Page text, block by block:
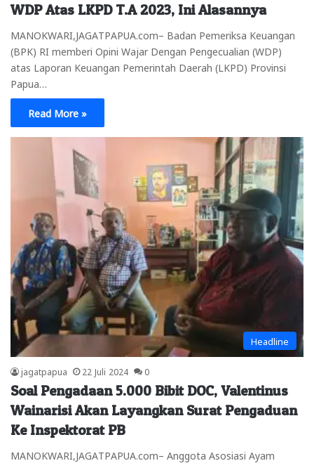
WDP Atas LKPD T.A 2023, Ini Alasannya
MANOKWARI,JAGATPAPUA.com– Badan Pemeriksa Keuangan
(BPK) RI memberi Opini Wajar Dengan Pengecualian (WDP)
atas Laporan Keuangan Pemerintah Daerah (LKPD) Provinsi
Papua…
Read More »
Headline
jagatpapua 22 Juli 2024 0
Soal Pengadaan 5.000 Bibit DOC, Valentinus
Wainarisi Akan Layangkan Surat Pengaduan
Ke Inspektorat PB
MANOKWARI,JAGATPAPUA.com– Anggota Asosiasi Ayam